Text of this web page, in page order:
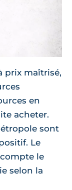
prix maîtrisé,
en
acheter.
sont
Le
le
selon la